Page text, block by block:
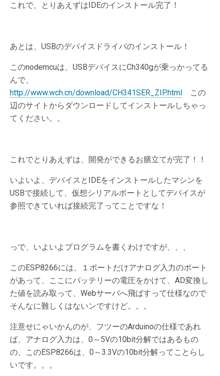
これで、とりあえずはIDEのインストール完了！
あとは、USBのデバイスドライバのインストール！
このnodemcuは、USBデバイスにCh340gが乗っかってる
んで、
http://www.wch.cn/download/CH341SER_ZIP.html
この
辺のサイトからダウンロードしてインストールしちゃっ
てください。。
これでとりあえずは、開発ができるお膳立てが完了！！
いよいよ、デバイスとIDEをインストールしたマシンを
USBで接続して、仮想シリアルポートとしてデバイスが
参照できていれば接続完了ってことですな！
っで、いよいよプログラムを書くわけですが、、、
このESP8266には、１ポートだけアナログ入力のポート
があって、ここにバッテリーの電圧をかけて、AD変換し
た値を読み取って、Webサーバへ飛ばすって仕様なので
そんなに難しくはないンですけど。。。
注意せにゃいかんのが、フツーのArduinoの仕様であれ
ば、アナログ入力は、0～5Vの10bit分解ではあるもの
の、このESP8266は、0～3.3Vの10bit分解ってことらし
いです。。。